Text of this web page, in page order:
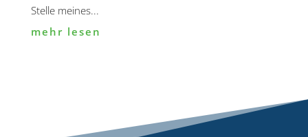
Stelle meines...
mehr lesen